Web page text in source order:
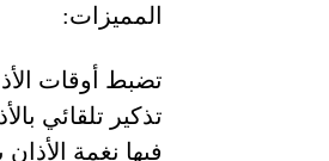
المميزات:
تضبط أوقات الأذان لـ أكثر
تذكير تلقائي
فيها نغمة